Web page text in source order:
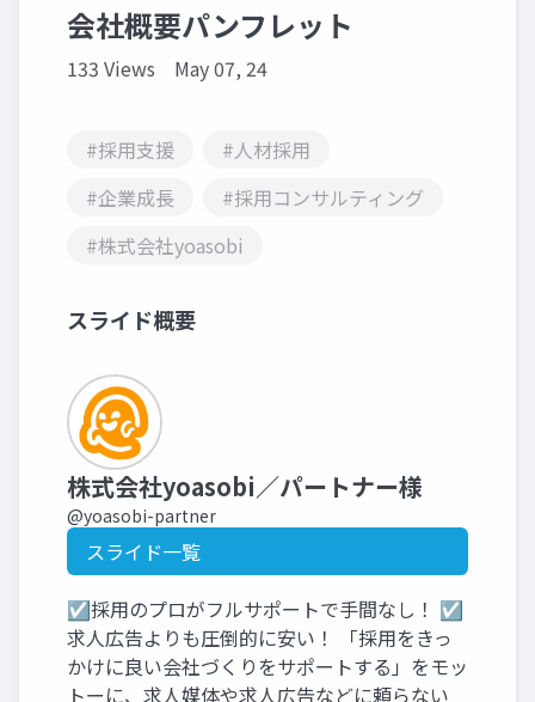
会社概要パンフレット
133 Views May 07, 24
#採用支援
#人材採用
#企業成長
#採用コンサルティング
#株式会社yoasobi
スライド概要
株式会社yoasobi／パートナー様
@yoasobi-partner
スライド一覧
☑採用のプロがフルサポートで手間なし！ ☑
求人広告よりも圧倒的に安い！ 「採用をきっ
かけに良い会社づくりをサポートする」をモッ
トーに、求人媒体や求人広告などに頼らない